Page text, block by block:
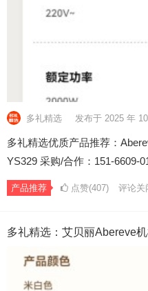
多礼精选 发布于 2025 年
多礼精选优质产品推荐：
YS329 采购/合作：151-6609-
产品推荐 点赞(407) 评论关
多礼精选：艾贝丽Abereve